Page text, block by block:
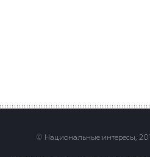
© Национальные интересы,